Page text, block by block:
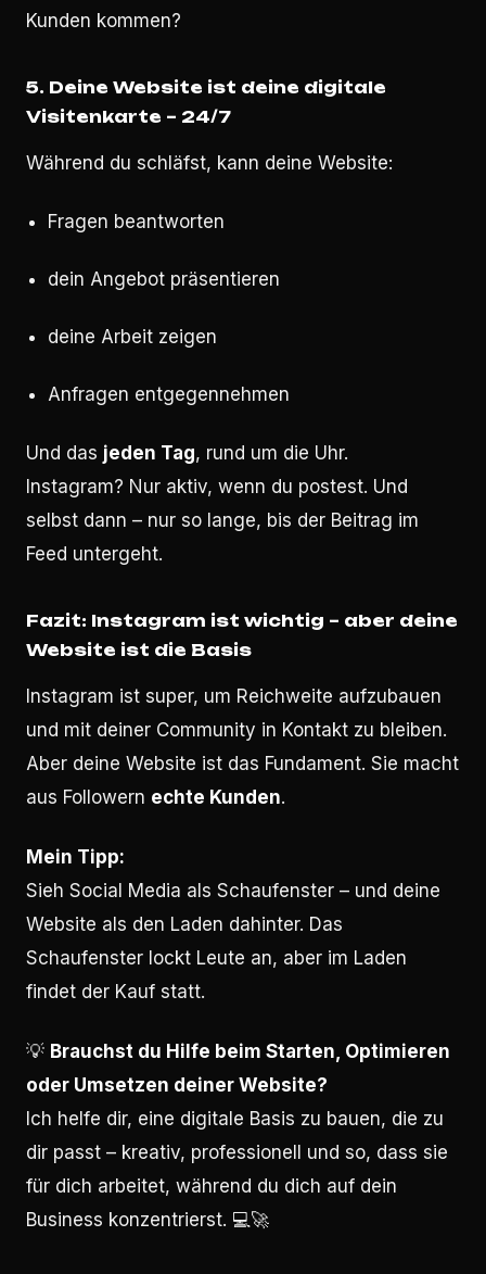
Kunden kommen?
5. Deine Website ist deine digitale
Visitenkarte – 24/7
Während du schläfst, kann deine Website:
Fragen beantworten
dein Angebot präsentieren
deine Arbeit zeigen
Anfragen entgegennehmen
Und das jeden Tag, rund um die Uhr.
Instagram? Nur aktiv, wenn du postest. Und
selbst dann – nur so lange, bis der Beitrag im
Feed untergeht.
Fazit: Instagram ist wichtig – aber deine
Website ist die Basis
Instagram ist super, um Reichweite aufzubauen
und mit deiner Community in Kontakt zu bleiben.
Aber deine Website ist das Fundament. Sie macht
aus Followern echte Kunden.
Mein Tipp:
Sieh Social Media als Schaufenster – und deine
Website als den Laden dahinter. Das
Schaufenster lockt Leute an, aber im Laden
findet der Kauf statt.
💡 Brauchst du Hilfe beim Starten, Optimieren
oder Umsetzen deiner Website?
Ich helfe dir, eine digitale Basis zu bauen, die zu
dir passt – kreativ, professionell und so, dass sie
für dich arbeitet, während du dich auf dein
Business konzentrierst. 💻🚀